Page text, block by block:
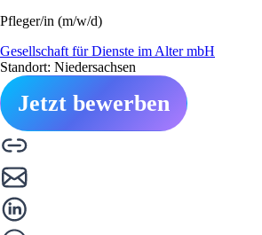
Pfleger/in (m/w/d)
Gesellschaft für Dienste im Alter mbH
Standort: Niedersachsen
Jetzt bewerben